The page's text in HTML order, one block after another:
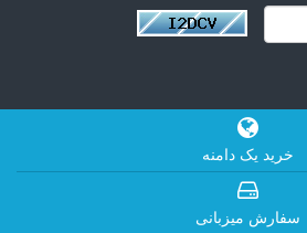
خرید یک دامنه
سفارش میزبانی